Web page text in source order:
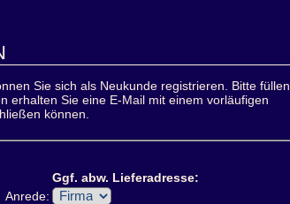
Sie sich als Neukunde registrieren. Bitte füllen
erhalten Sie eine E-Mail mit einem vorläufigen
können.
Ggf. abw. Lieferadresse:
Anrede: